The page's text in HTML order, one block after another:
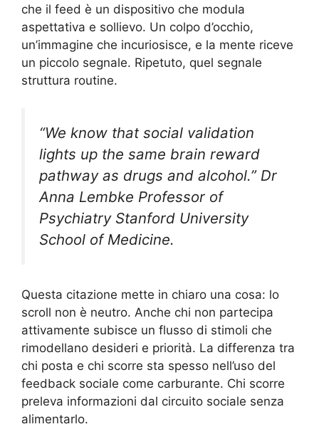
che il feed è un dispositivo che modula
aspettativa e sollievo. Un colpo d’occhio,
un’immagine che incuriosisce, e la mente riceve
un piccolo segnale. Ripetuto, quel segnale
struttura routine.
“We know that social validation
lights up the same brain reward
pathway as drugs and alcohol.” Dr
Anna Lembke Professor of
Psychiatry Stanford University
School of Medicine.
Questa citazione mette in chiaro una cosa: lo
scroll non è neutro. Anche chi non partecipa
attivamente subisce un flusso di stimoli che
rimodellano desideri e priorità. La differenza tra
chi posta e chi scorre sta spesso nell’uso del
feedback sociale come carburante. Chi scorre
preleva informazioni dal circuito sociale senza
alimentarlo.